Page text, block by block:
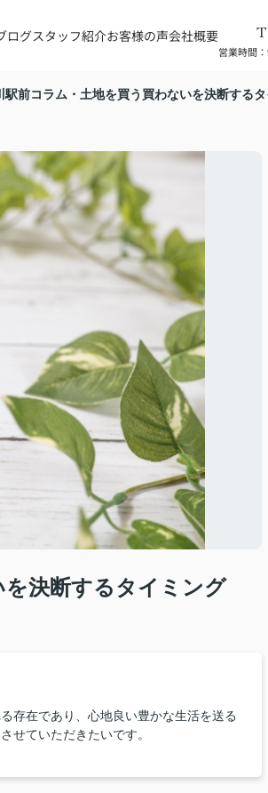
ログスタッフ紹介お客様の声会社概要
営業時間
駅前コラム・土地を買う買わないを決断する
を決断するタイミング
存在であり、心地良い豊かな生活を送る
せていただきたいです。